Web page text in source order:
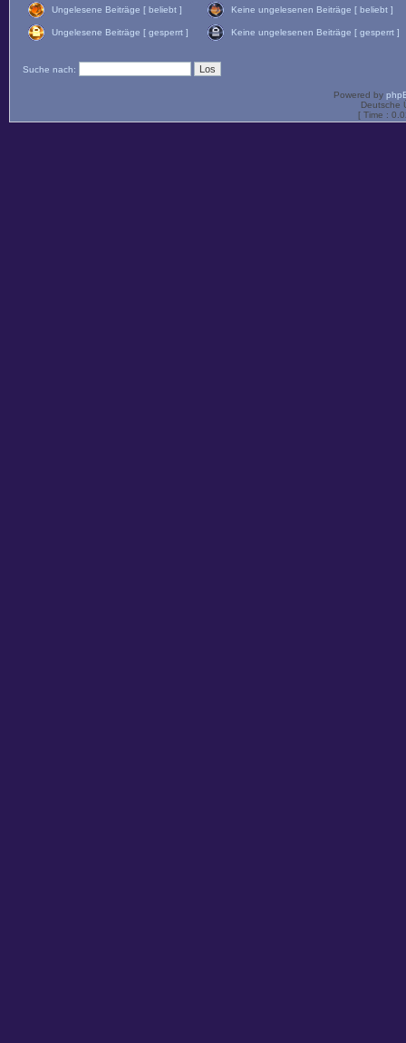
Ungelesene Beiträge [ beliebt ] Keine ungelesenen Beiträge [ beliebt ]
Ungelesene Beiträge [ gesperrt ] Keine ungelesenen Beiträge [ gesperrt ]
Suche nach:
Powered by
Deutsche
[ Time :